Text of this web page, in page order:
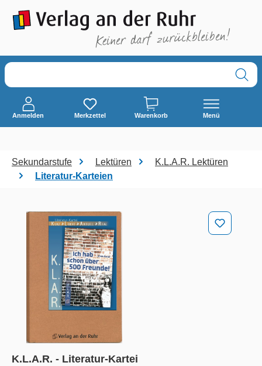
springen
Anmelden Merkzettel Warenkorb Menü
Sekundarstufe Lektüren
K.L.A.R. Lektüren
Literatur-Karteien
Bildergalerie überspringen
K.L.A.R. - Literatur-Kartei